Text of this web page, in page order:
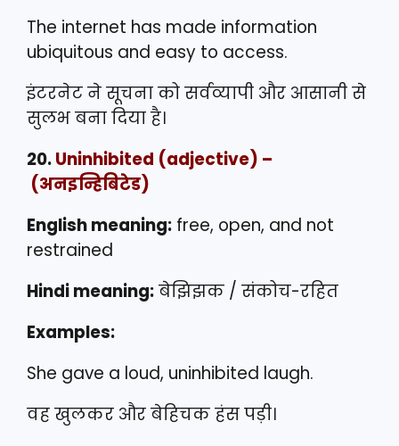
The internet has made information
ubiquitous and easy to access.
इंटरनेट ने सूचना को सर्वव्यापी और आसानी से
सुलभ बना दिया है।
20.Uninhibited (adjective) –
(अनइन्हिबिटेड)
English meaning: free, open, and not
restrained
Hindi meaning:बेझिझक / संकोच-रहित
Examples:
She gave a loud, uninhibited laugh.
वह खुलकर और बेहिचक हंस पड़ी।